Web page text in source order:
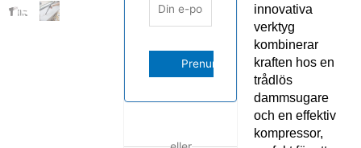
innovativa
verktyg
kombinerar
kraften hos en
trådlös
dammsugare
och en effektiv
kompressor,